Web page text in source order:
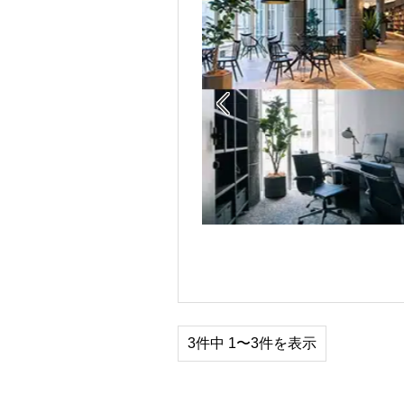

3件中 1〜3件を表示